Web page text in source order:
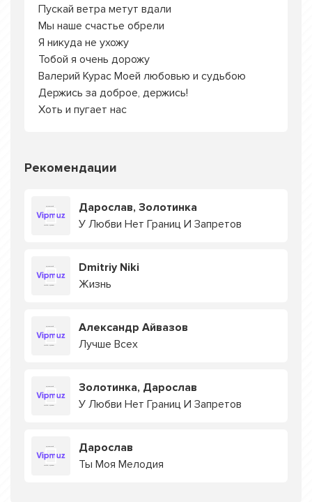
Пускай ветра метут вдали
Мы наше счастье обрели
Я никуда не ухожу
Тобой я очень дорожу
Валерий Курас Моей любовью и судьбою
Держись за доброе, держись!
Хоть и пугает нас
Рекомендации
Дарослав, Золотинка
У Любви Нет Границ И Запретов
Dmitriy Niki
Жизнь
Александр Айвазов
Лучше Всех
Золотинка, Дарослав
У Любви Нет Границ И Запретов
Дарослав
Ты Моя Мелодия